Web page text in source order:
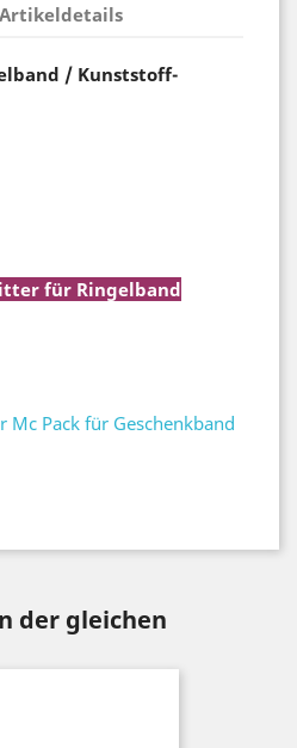
Artikeldetails
/ Kunststoff-
für Ringelband
der gleichen